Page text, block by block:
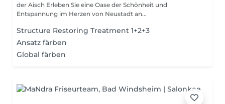
der Aisch Erleben Sie eine Oase der Schönheit und
Entspannung im Herzen von Neustadt an...
Structure Restoring Treatment 1+2+3
Ansatz färben
Global färben